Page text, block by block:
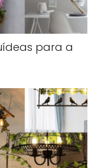
para a